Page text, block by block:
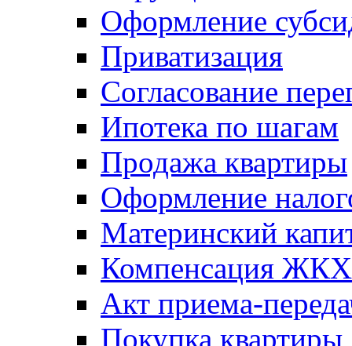
Оформление
Приватизация
Согласование
Ипотека по шагам
Продажа квартиры
Оформление
Материнский
Компенсация ЖКХ
Акт приема-
Покупка квартиры